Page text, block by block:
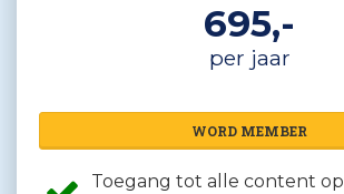
695,-
per jaar
WORD MEMBER
Toegang tot alle content op